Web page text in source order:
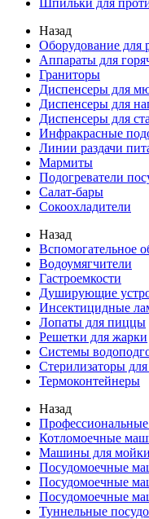
Шпильки для
Назад
Оборудование для
Аппараты для
Граниторы
Диспенсеры для
Диспенсеры для
Диспенсеры для
Инфракрасные
Линии раздачи
Мармиты
Подогреватели
Салат-бары
Сокоохладители
Назад
Вспомогательное
Водоумягчители
Гастроемкости
Душирующие
Инсектицидные
Лопаты для пиццы
Решетки для жарки
Системы
Стерилизаторы
Термоконтейнеры
Назад
Котломоечные
Машины для мойки
Посудомоечные
Посудомоечные
Посудомоечные
Туннельные